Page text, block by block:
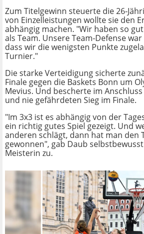
Zum Titelgewinn steuerte die 26-
von Einzelleistungen wollte sie den
abhängig machen. "Wir haben so
als Team. Unsere Team-Defense
dass wir die wenigsten Punkte
Turnier."
Die starke Verteidigung sicherte
Finale gegen die Baskets Bonn um
Mevius. Und bescherte im
und nie gefährdeten Sieg im Finale.
"Im 3x3 ist es abhängig von der
ein richtig gutes Spiel gezeigt. Und
anderen schlägt, dann hat man den
gewonnen", gab Daub
Meisterin zu.